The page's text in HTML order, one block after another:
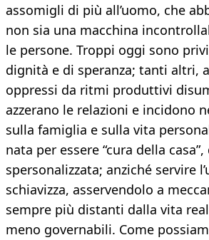
assomigli di più all’uomo, che
non sia una macchina
le persone. Troppi oggi sono
dignità e di speranza; tanti altri,
oppressi da ritmi produttivi
azzerano le relazioni e incidono
sulla famiglia e sulla vita
nata per essere “cura della
spersonalizzata; anziché servire
schiavizza, asservendolo a
sempre più distanti dalla vita
meno governabili. Come